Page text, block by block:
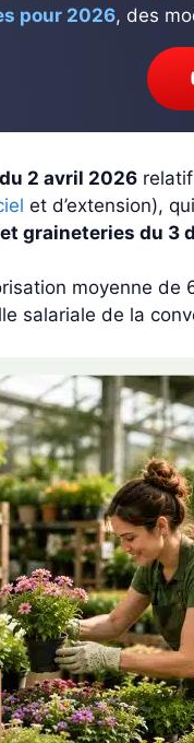
pour 2026, des
2 avril 2026
et d’extension),
graineteries du 3
moyenne de
salariale de la